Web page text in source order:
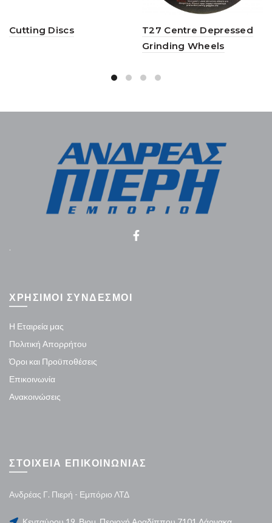
Cutting Discs
T27 Centre Depressed
Grinding Wheels
.
ΧΡΗΣΙΜΟΙ ΣΥΝΔΕΣΜΟΙ
Η Εταιρεία μας
Πολιτική Απορρήτου
Όροι και Προϋποθέσεις
Επικοινωνία
Ανακοινώσεις
ΣΤΟΙΧΕΙΑ ΕΠΙΚΟΙΝΩΝΙΑΣ
Ανδρέας Γ. Πιερή - Εμπόριο ΛΤΔ